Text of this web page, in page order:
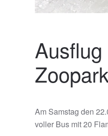
Am Samstag den
voller Bus mit 20